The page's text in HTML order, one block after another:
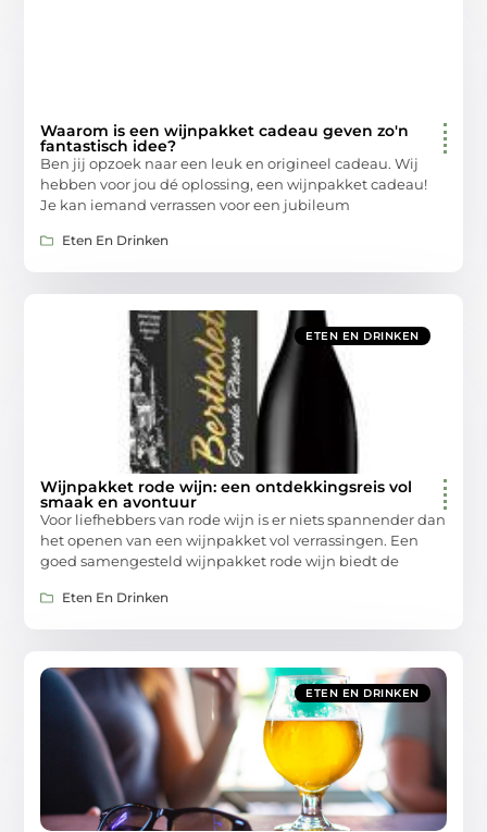
Waarom is een wijnpakket cadeau geven zo'n
fantastisch idee?
Ben jij opzoek naar een leuk en origineel cadeau. Wij
hebben voor jou dé oplossing, een wijnpakket cadeau!
Je kan iemand verrassen voor een jubileum
Eten En Drinken
ETEN EN DRINKEN
Wijnpakket rode wijn: een ontdekkingsreis vol
smaak en avontuur
Voor liefhebbers van rode wijn is er niets spannender dan
het openen van een wijnpakket vol verrassingen. Een
goed samengesteld wijnpakket rode wijn biedt de
Eten En Drinken
ETEN EN DRINKEN